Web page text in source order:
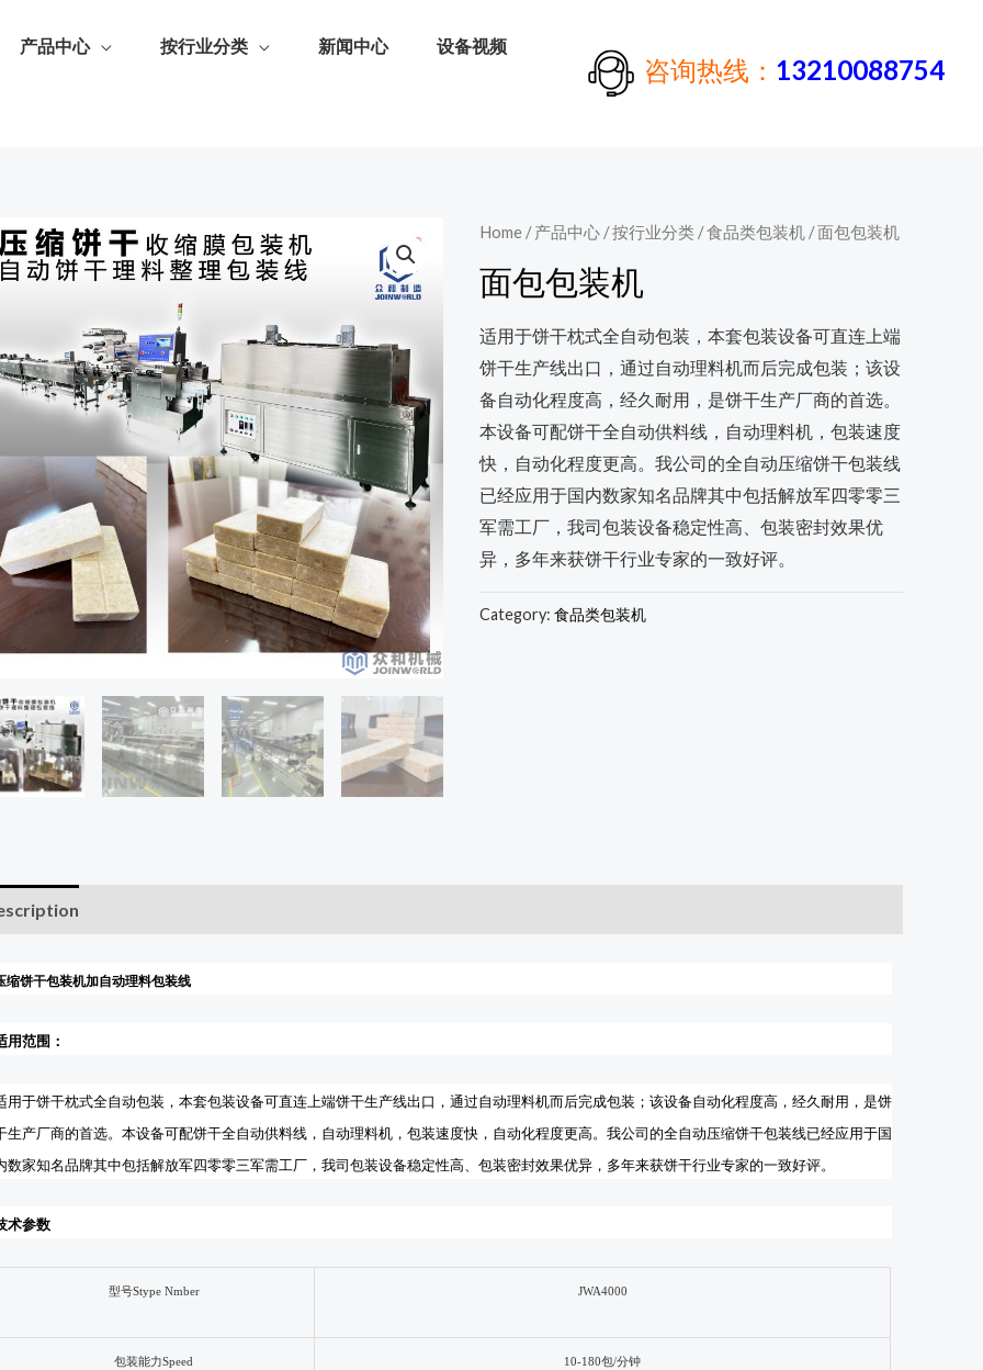
产品中心 按行业分类 新闻中心 设备视频
咨询热线： 13210088754
Home /产品中心 /按行业分类 /食品类包装机 / 面包包装机
面包包装机
适用于饼干枕式全自动包装，本套包装设备可直连上端
饼干生产线出口，通过自动理料机而后完成包装；该设
备自动化程度高，经久耐用，是饼干生产厂商的首选。
本设备可配饼干全自动供料线，自动理料机，包装速度
快，自动化程度更高。我公司的全自动压缩饼干包装线
已经应用于国内数家知名品牌其中包括解放军四零零三
军需工厂，我司包装设备稳定性高、包装密封效果优
异，多年来获饼干行业专家的一致好评。
Category:食品类包装机
缩饼干包装机加自动理料包装线
用范围：
用于饼干枕式全自动包装，本套包装设备可直连上端饼干生产线出口，通过自动理料机而后完成包装；该设备自动化程度高，经久耐用，是饼
生产厂商的首选。 本设备可配饼干全自动供料线，自动理料机，包装速度快，自动化程度更高。我公司的全自动压缩饼干包装线已经应用于国
数家知名品牌其中包括解放军四零零三军需工厂，我司包装设备稳定性高、包装密封效果优异，多年来获饼干行业专家的一致好评。
术参数
型号Stype Nmber JWA4000
包装能力Speed 10-180包/分钟